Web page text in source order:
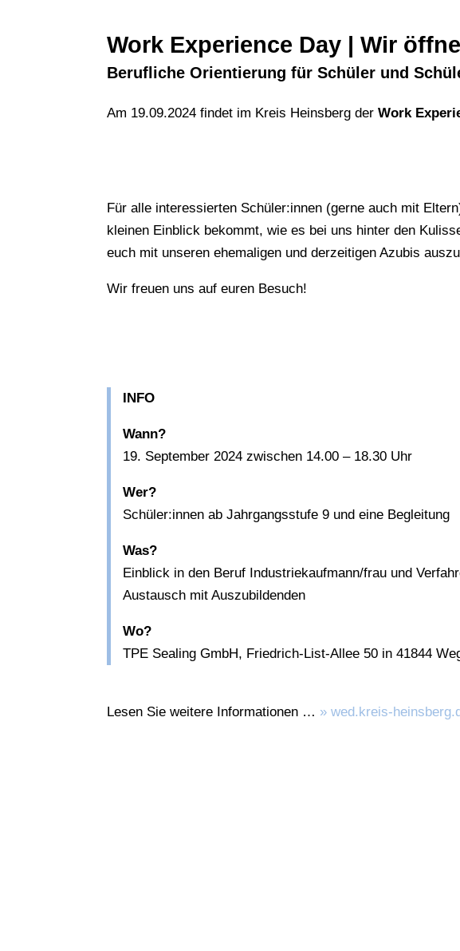
Work Experience Day | Wir
Berufliche Orientierung für Schüler und
Am 19.09.2024 findet im Kreis Heinsberg derWork
Für alle interessierten Schüler:innen (gerne auch mit
kleinen Einblick bekommt, wie es bei uns hinter den
euch mit unseren ehemaligen und derzeitigen Azubis
Wir freuen uns auf euren Besuch!
INFO
Wann?
19. September 2024 zwischen 14.00 – 18.30 Uhr
Wer?
Schüler:innen ab Jahrgangsstufe 9 und eine Begleitung
Was?
Einblick in den Beruf Industriekaufmann/frau und
Austausch mit Auszubildenden
Wo?
TPE Sealing GmbH, Friedrich-List-Allee 50 in 41844
Lesen Sie weitere Informationen … » wed.kreis-